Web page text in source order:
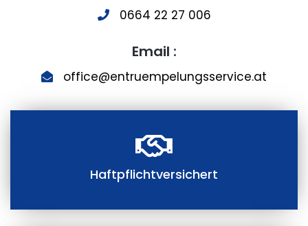
0664 22 27 006
Email :
office@entruempelungsservice.at
Haftpflichtversichert